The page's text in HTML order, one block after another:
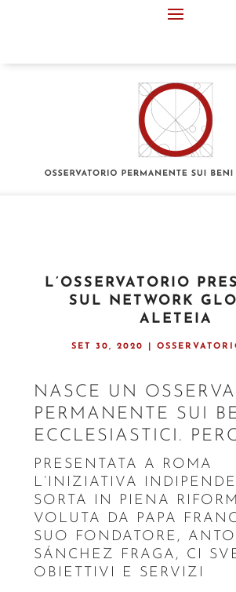
L’OSSERVATORIO
SUL NETWORK
ALETEIA
SET 30, 2020
NASCE UN
PERMANENTE SUI
ECCLESIASTICI.
PRESENTATA A ROMA
L’INIZIATIVA
SORTA IN PIENA
VOLUTA DA PAPA
SUO FONDATORE,
SÁNCHEZ FRAGA, CI
OBIETTIVI E SERVIZI